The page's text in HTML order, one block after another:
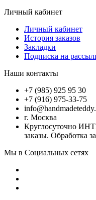
Личный кабинет
Личный кабинет
История заказов
Закладки
Подписка на
Наши контакты
+7 (985) 925 95 30
+7 (916) 975-33-75
г. Москва
Круглосуточно
заказы. Обработка
Мы в Социальных сетях